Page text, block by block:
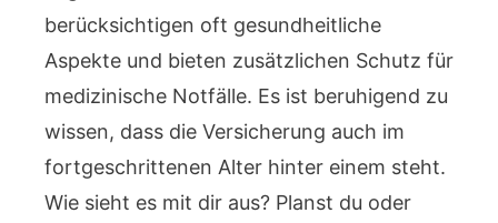
berücksichtigen oft gesundheitliche
Aspekte und bieten zusätzlichen Schutz für
medizinische Notfälle. Es ist beruhigend zu
wissen, dass die Versicherung auch im
fortgeschrittenen Alter hinter einem steht.
Wie sieht es mit dir aus? Planst du oder